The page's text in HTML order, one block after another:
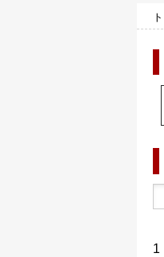
1